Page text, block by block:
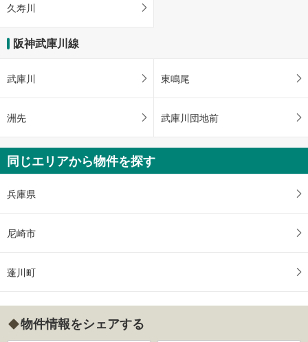
久寿川
阪神武庫川線
武庫川 東鳴尾
洲先 武庫川団地前
同じエリアから物件を探す
兵庫県
尼崎市
蓬川町
物件情報をシェアする